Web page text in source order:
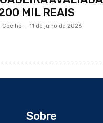
MIL REAIS
Coelho - 11 de julho de 2026
Sobre